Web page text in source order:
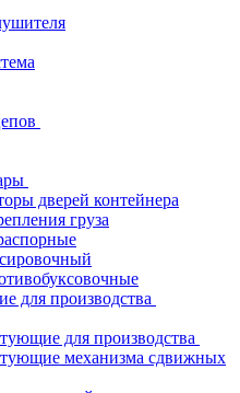
дверей контейнера
груза
для производства
для производства
механизма сдвижных